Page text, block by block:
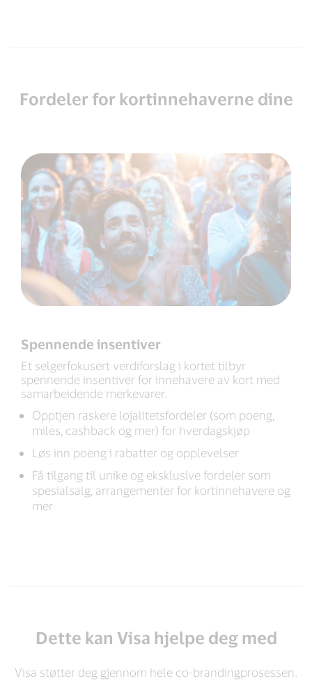
Fordeler for kortinnehaverne dine
Spennende insentiver
Et selgerfokusert verdiforslag i kortet tilbyr
spennende insentiver for innehavere av kort med
samarbeidende merkevarer.
Opptjen raskere lojalitetsfordeler (som poeng,
miles, cashback og mer) for hverdagskjøp
Løs inn poeng i rabatter og opplevelser
Få tilgang til unike og eksklusive fordeler som
spesialsalg, arrangementer for kortinnehavere og
mer
Dette kan Visa hjelpe deg med
Visa støtter deg gjennom hele co-brandingprosessen.